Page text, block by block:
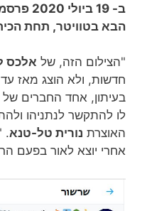
ב- 19
הבא בטוויטר, תחת
"הצילום הזה, של אלכס
חדשות, ולא הוצג מאז
בעיתון, אחד החברים של
לו להתקשר לנתניהו
האוצרת נורית טל-טנא
אחרי יוצא לאור בפעם